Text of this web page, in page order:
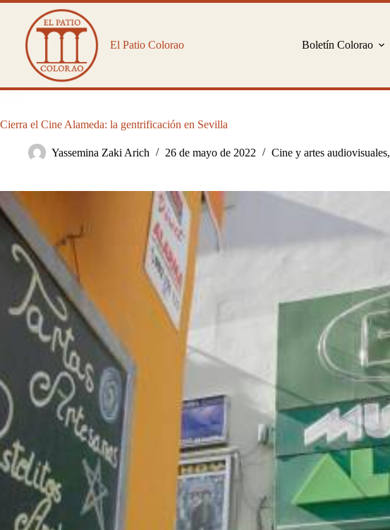
Saltar
contenido
El Patio Colorao
Boletín Colorao
Cierra el Cine Alameda: la gentrificación en Sevilla
Yassemina Zaki Arich 26 de mayo de 2022 Cine y artes audiovisuales,